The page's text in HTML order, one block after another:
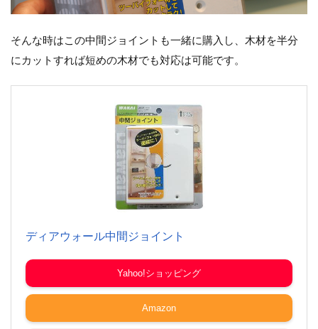
そんな時はこの中間ジョイントも一緒に購入し、木材を半分
にカットすれば短めの木材でも対応は可能です。
ディアウォール中間ジョイント
Yahoo!ショッピング
Amazon